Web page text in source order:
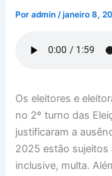
Poradmin/janeiro 8,
Os eleitores e
no 2º turno das
justificaram a
2025 estão sujeitos
inclusive, multa.